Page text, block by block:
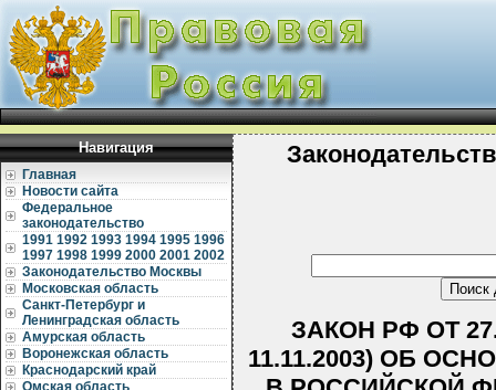
Навигация
Главная
Новости сайта
Федеральное
законодательство
1991 1992 1993 1994 1995 1996
1997 1998 1999 2000 2001 2002
Законодательство Москвы
Московская область
Санкт-Петербург и
Ленинградская область
Амурская область
Воронежская область
Краснодарский край
Омская область
ЗАКОН РФ ОТ
11.11.2003) ОБ